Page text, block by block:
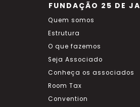
FUNDAÇÃO 25 DE
Quem somos
Estrutura
O que fazemos
Seja Associado
Conheça os associados
Room Tax
Convention